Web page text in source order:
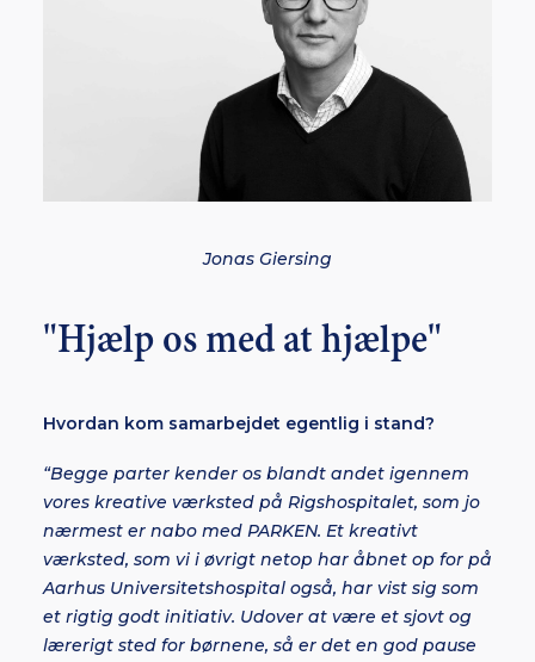
Jonas Giersing
"Hjælp os med at hjælpe"
Hvordan kom samarbejdet egentlig i stand?
“Begge parter kender os blandt andet igennem
vores kreative værksted på Rigshospitalet, som jo
nærmest er nabo med PARKEN. Et kreativt
værksted, som vi i øvrigt netop har åbnet op for på
Aarhus Universitetshospital også, har vist sig som
et rigtig godt initiativ. Udover at være et sjovt og
lærerigt sted for børnene, så er det en god pause